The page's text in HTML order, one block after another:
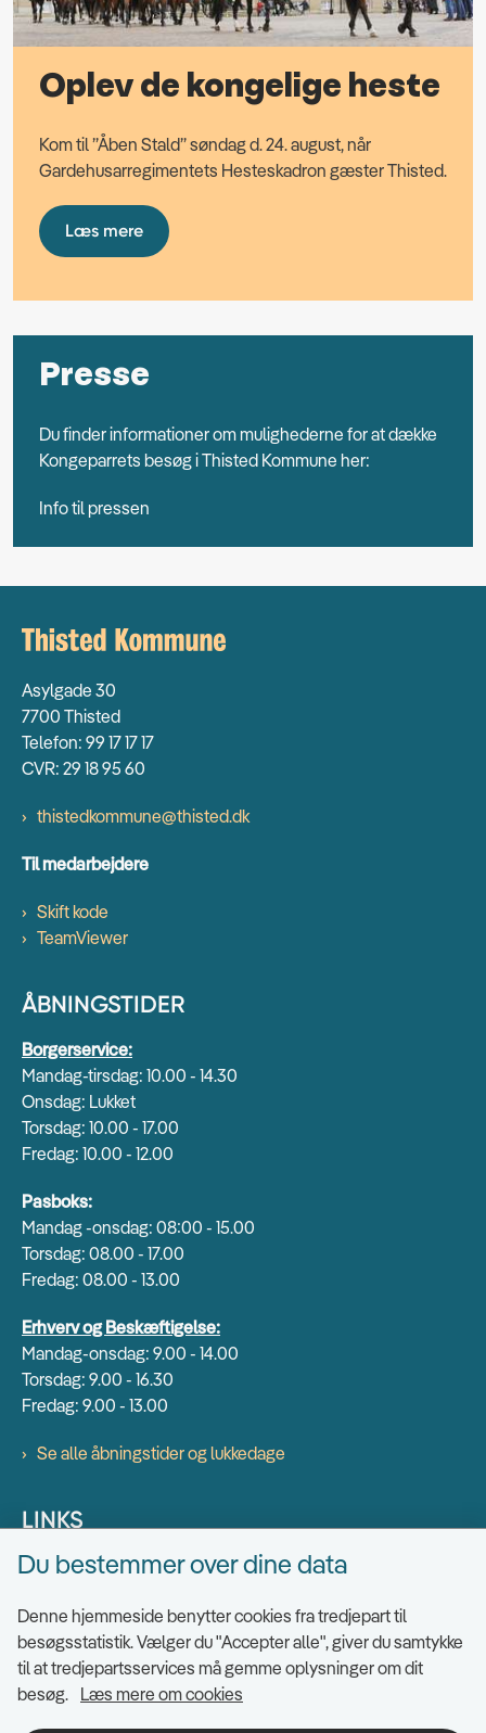
Oplev de kongelige heste
Kom til ”Åben Stald” søndag d. 24. august, når
Gardehusarregimentets Hesteskadron gæster Thisted.
Læs mere
Presse
Du finder informationer om mulighederne for at dække
Kongeparrets besøg i Thisted Kommune her:
Info til pressen
Asylgade 30
7700 Thisted
Telefon: 99 17 17 17
CVR: 29 18 95 60
thistedkommune@thisted.dk
Til medarbejdere
Skift kode
TeamViewer
ÅBNINGSTIDER
Borgerservice:
Mandag-tirsdag: 10.00 - 14.30
Onsdag: Lukket
Torsdag: 10.00 - 17.00
Fredag: 10.00 - 12.00
Pasboks:
Mandag -onsdag: 08:00 - 15.00
Torsdag: 08.00 - 17.00
Fredag: 08.00 - 13.00
Erhverv og Beskæftigelse:
Mandag-onsdag: 9.00 - 14.00
Torsdag: 9.00 - 16.30
Fredag: 9.00 - 13.00
Se alle åbningstider og lukkedage
LINKS
Find EAN numre
Send sikkert
Tilgængelighedserklæring
Cookies
Ris og ros til hjemmesiden
Du bestemmer over dine data
Denne hjemmeside benytter cookies fra tredjepart til
besøgsstatistik. Vælger du "Accepter alle", giver du samtykke
til at tredjepartsservices må gemme oplysninger om dit
besøg. Læs mere om cookies